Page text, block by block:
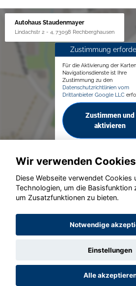
Autohaus Staudenmayer
Lindachstr 2 - 4, 73098 Rechberghausen
Zustimmung
Für die Aktivierung der
Navigationsdienste ist Ihre
Zustimmung zu den
Datenschutzrichtlinien vom
Drittanbieter Google LLC
Zustimmen und
aktivieren
© konjunkturmotor.de
Wir verwenden Cookies
Diese Webseite verwendet Cookies
Technologien, um die Basisfunktion
um Zusatzfunktionen zu bieten.
Notwendige
Einstellungen
Alle